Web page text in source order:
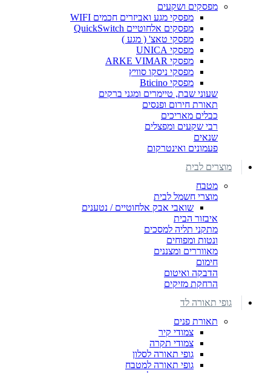
מפסקים ושקעים
מפסקי מגע ואביזרים חכמים WIFI
מפסקים אלחוטיים QuickSwitch
מפסקי טאצ' ( מגע )
מפסקי UNICA
מפסקי ARKE VIMAR
מפסקי ניסקו סוויץ
מפסקי Bticino
שעוני שבת, טיימרים ומגני ברקים
תאורת חירום ופנסים
כבלים מאריכים
רבי שקעים ומפצלים
שנאים
פעמונים ואינטרקום
מוצרים לבית
מטבח
מוצרי חשמל לבית
שואבי אבק אלחוטיים / נטענים
איבזור הבית
מתקני תליה למסכים
ונטות ומפוחים
מאווררים ומצננים
חימום
הדבקה ואיטום
הרחקת מזיקים
גופי תאורה לד
תאורת פנים
צמודי קיר
צמודי תקרה
גופי תאורה לסלון
גופי תאורה למטבח